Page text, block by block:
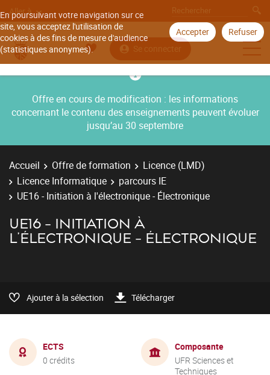
En poursuivant votre navigation sur ce
site, vous acceptez l'utilisation de
cookies à des fins de mesure d'audience
(statistiques anonymes).
Accepter Refuser
Aller à
Se connecter
Offre en cours de modification : les informations
concernant le contenu des enseignements peuvent évoluer
jusqu’au 30 septembre
Accueil Offre de formation
Licence (LMD)
Licence Informatique
parcours IE
UE16 - Initiation à l'électronique - Électronique
UE16 - INITIATION À
L'ÉLECTRONIQUE - ÉLECTRONIQUE
Ajouter à la sélection Télécharger
ECTS
0 crédits
Composante
UFR Sciences et
Techniques